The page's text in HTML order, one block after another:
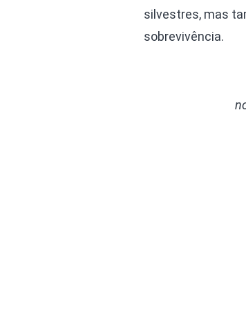
silvestres, mas
sobrevivência.